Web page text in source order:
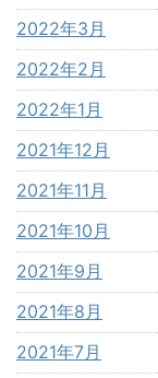
2022年3月
2022年2月
2022年1月
2021年12月
2021年11月
2021年10月
2021年9月
2021年8月
2021年7月